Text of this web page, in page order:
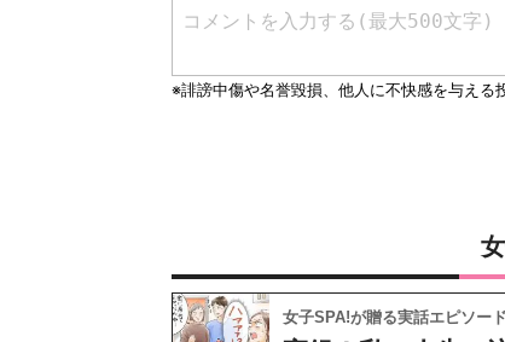
女子SPA!が贈る実話エピソー